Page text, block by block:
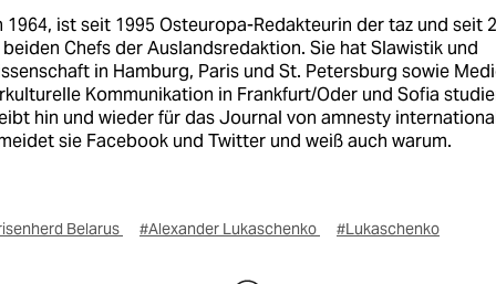
1964, ist seit 1995 Osteuropa-Redakteurin der taz und seit
Chefs der Auslandsredaktion. Sie hat Slawistik und
in Hamburg, Paris und St. Petersburg sowie
Kommunikation in Frankfurt/Oder und Sofia
hin und wieder für das Journal von amnesty
sie Facebook und Twitter und weiß auch warum.
Belarus #Alexander Lukaschenko #Lukaschenko